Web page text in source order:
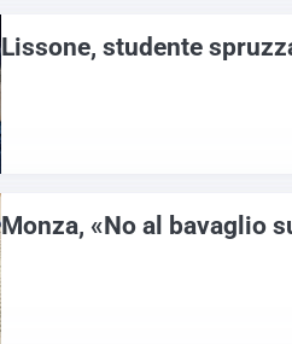
Lissone, studente
Monza, «No al bavaglio